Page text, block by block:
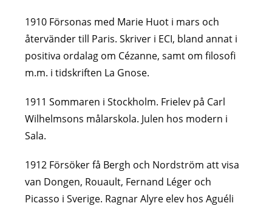
1910 Försonas med Marie Huot i mars och
återvänder till Paris. Skriver i ECI, bland annat i
positiva ordalag om Cézanne, samt om filosofi
m.m. i tidskriften La Gnose.
1911 Sommaren i Stockholm. Frielev på Carl
Wilhelmsons målarskola. Julen hos modern i
Sala.
1912 Försöker få Bergh och Nordström att visa
van Dongen, Rouault, Fernand Léger och
Picasso i Sverige. Ragnar Alyre elev hos Aguéli